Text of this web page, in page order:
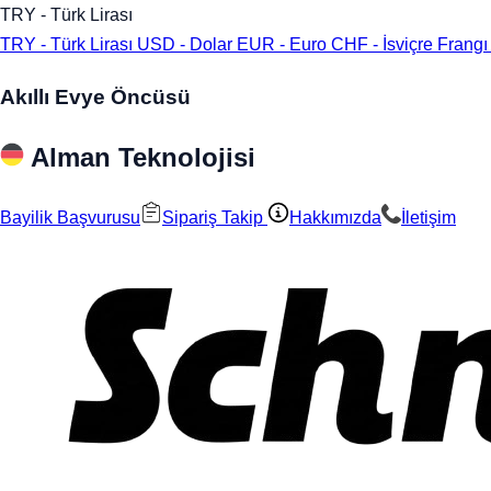
TRY - Türk Lirası
TRY - Türk Lirası USD - Dolar EUR - Euro CHF - İsviçre Frangı
Akıllı Evye Öncüsü
Alman Teknolojisi
Bayilik Başvurusu Sipariş Takip Hakkımızda İletişim